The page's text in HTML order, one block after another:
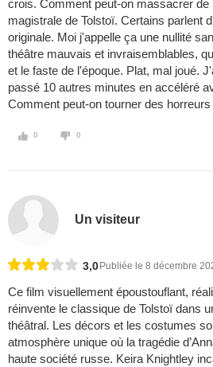
crois. Comment peut-on massacrer de
magistrale de Tolstoï. Certains parlent
originale. Moi j'appelle ça une nullité
théâtre mauvais et invraisemblables,
et le faste de l'époque. Plat, mal joué.
passé 10 autres minutes en accéléré
Comment peut-on tourner des
0 0
Un visiteur
3,0 Publiée le 8 décembre
Ce film visuellement époustouflant,
réinvente le classique de Tolstoï dans
théâtral. Les décors et les costumes
atmosphère unique où la tragédie
haute société russe. Keira Knightley